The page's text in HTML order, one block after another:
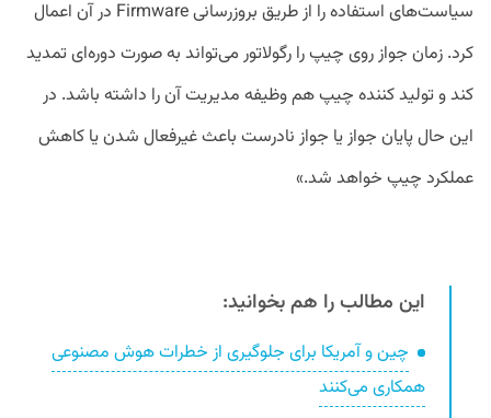
سیاست‌های استفاده را از طریق بروزرسانی Firmware در آن اعمال
کرد. زمان جواز روی چیپ را رگولاتور می‌تواند به صورت دوره‌ای تمدید
کند و تولید کننده چیپ هم وظیفه مدیریت آن را داشته باشد. در
این حال پایان جواز یا جواز نادرست باعث غیرفعال شدن یا کاهش
عملکرد چیپ خواهد شد.»
این مطالب را هم بخوانید:
چین و آمریکا برای جلوگیری از خطرات هوش مصنوعی
همکاری می‌کنند